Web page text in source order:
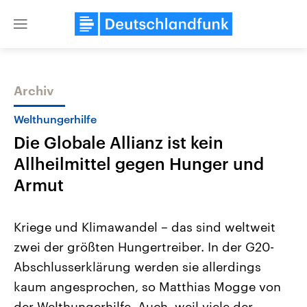
Close
Themen
2026
Alle Informationen
Sachsen-Anhalt wählt am 6.
September 2026 einen neuen
Landtag. Seit 2021 wird das
Bundesland von einer Koalition aus
Aktuelle Beiträge,
Hintergründe
Wirtschaftlich und
gehören die Vereinigten
den mächtigsten Ländern
mit großem Einfluss auf
Archiv
Welthungerhilfe
Die Globale Allianz ist kein
Allheilmittel gegen Hunger und
Armut
Kriege und Klimawandel – das sind weltweit
zwei der größten Hungertreiber. In der G20-
Abschlusserklärung werden sie allerdings
kaum angesprochen, so Matthias Mogge von